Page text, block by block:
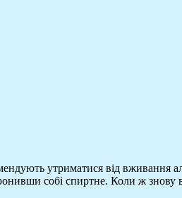
утриматися від вживання
собі спиртне. Коли ж знову